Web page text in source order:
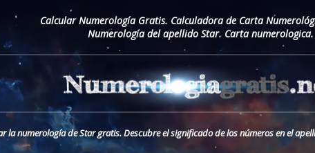
Calcular Numerología Gratis. Calculadora de Carta
Numerología del apellido Star. Carta numerologica.
la numerología de Star gratis. Descubre el significado de los números en el